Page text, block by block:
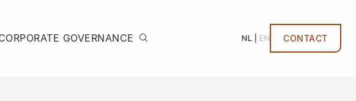
GOVERNANCE NL EN CONTACT